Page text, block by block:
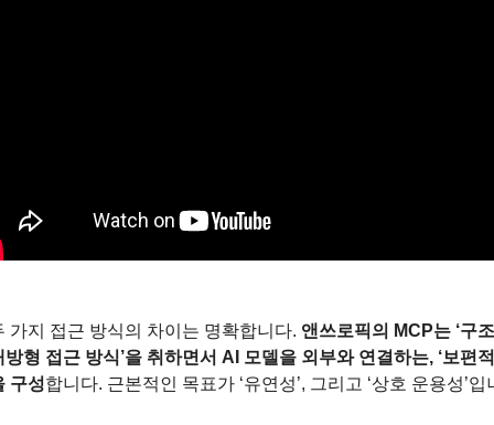
가지 접근 방식의 차이는 명확합니다. 앤쓰로픽의 MCP는 ‘구
방형 접근 방식’을 취하면서 AI 모델을 외부와 연결하는, ‘보편
구성합니다. 근본적인 목표가 ‘유연성’, 그리고 ‘상호 운용성’입